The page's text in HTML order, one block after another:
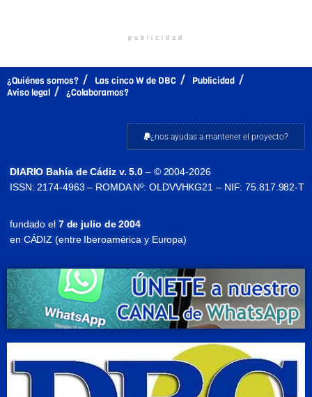
publicidad
¿Quiénes somos? Las cinco W de DBC
Publicidad
Aviso legal
¿Colaboramos?
¿nos ayudas a mantener el proyecto?
DIARIO Bahía de Cádiz v. 5.0 – © 2004-2026
ISSN: 2174-4963 – ROMDA Nº: OLDVVHKG21 – NIF: 75.817.982-T
fundado el7 de julio de 2004
en CÁDIZ (entre Iberoamérica y Europa)